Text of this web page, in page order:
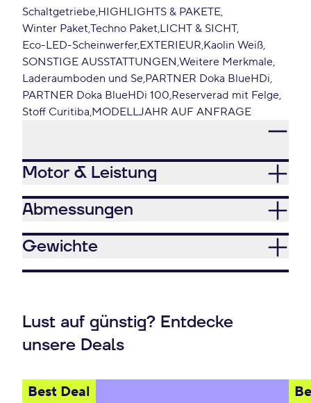
Schaltgetriebe HIGHLIGHTS & PAKETE
Winter PaketTechno Paket LICHT & SICHT
Eco-LED-Scheinwerfer EXTERIEUR Kaolin Weiß
SONSTIGE AUSSTATTUNGEN Weitere Merkmale
Laderaumboden und Se PARTNER Doka BlueHDi
PARTNER Doka BlueHDi 100 Reserverad mit Felge
Stoff Curitiba MODELLJAHR AUF ANFRAGE
Motor & Leistung
Abmessungen
Gewichte
Lust auf günstig? Entdecke
unsere Deals
Best Deal